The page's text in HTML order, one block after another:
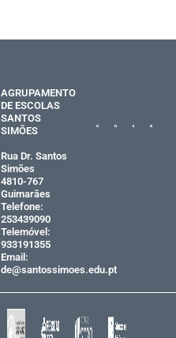
AGRUPAMENTO
DE ESCOLAS
SANTOS
SIMÕES
Rua Dr. Santos
Simões
4810-767
Guimarães
Telefone:
253439090
Telemóvel:
933191355
Email:
de@santossimoes.edu.pt